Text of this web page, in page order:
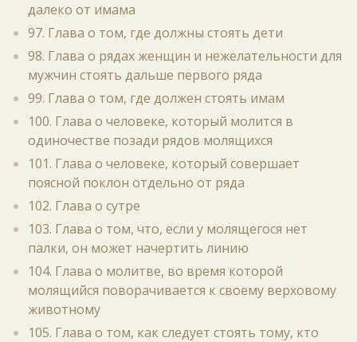
далеко от имама
97. Глава о том, где должны стоять дети
98. Глава о рядах женщин и нежелательности для
мужчин стоять дальше первого ряда
99. Глава о том, где должен стоять имам
100. Глава о человеке, который молится в
одиночестве позади рядов молящихся
101. Глава о человеке, который совершает
поясной поклон отдельно от ряда
102. Глава о сутре
103. Глава о том, что, если у молящегося нет
палки, он может начертить линию
104. Глава о молитве, во время которой
молящийся поворачивается к своему верховому
животному
105. Глава о том, как следует стоять тому, кто